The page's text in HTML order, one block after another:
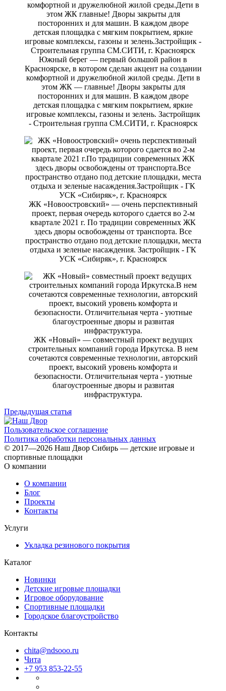
Южный берег — первый большой район в
Красноярске, в котором сделан акцент на создании
комфортной и дружелюбной жилой среды. Дети в
этом ЖК — главные! Дворы закрыты для
посторонних и для машин. В каждом дворе
детская площадка с мягким покрытием, яркие
игровые комплексы, газоны и зелень. Застройщик
- Строительная группа СМ.СИТИ, г. Красноярск
ЖК «Новоостровский» — очень перспективный
проект, первая очередь которого сдается во 2-м
квартале 2021 г. По традиции современных ЖК
здесь дворы освобождены от транспорта. Все
пространство отдано под детские площадки, места
отдыха и зеленые насаждения. Застройщик - ГК
УСК «Сибиряк», г. Красноярск
ЖК «Новый» — совместный проект ведущих
строительных компаний города Иркутска. В нем
сочетаются современные технологии, авторский
проект, высокий уровень комфорта и
безопасности. Отличительная черта - уютные
благоустроенные дворы и развитая
инфраструктура.
Предыдущая статья
Пользовательское соглашение
Политика обработки персональных данных
© 2017—2026 Наш Двор Сибирь — детские игровые и
спортивные площадки
О компании
О компании
Блог
Проекты
Контакты
Услуги
Укладка резинового покрытия
Каталог
Новинки
Детские игровые площадки
Игровое оборудование
Спортивные площадки
Городское благоустройство
Контакты
chita@ndsooo.ru
Чита
+7 953 853-22-55